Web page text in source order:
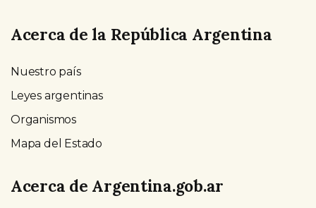
Acerca de la República Argentina
Nuestro país
Leyes argentinas
Organismos
Mapa del Estado
Acerca de Argentina.gob.ar